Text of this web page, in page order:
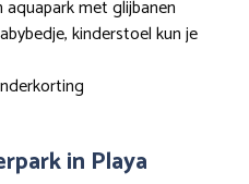
met glijbanen
kinderstoel kun je
in Playa